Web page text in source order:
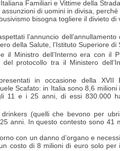
Familiari e Vittime della
di uomini in divisa,
bisogna togliere il divieto
l’annuncio
della Salute, l’Istituto Superiore di
il Ministro dell’Interno era con il
protocollo tra il Ministero
in occasione della XVII
Scafato: in Italia sono 8,6
11 e i 25 anni, di essi 830.000
(quelli che bevono per
anni. In questo contesto sono
con un danno d’organo e
costo di 8 milioni di euro solo